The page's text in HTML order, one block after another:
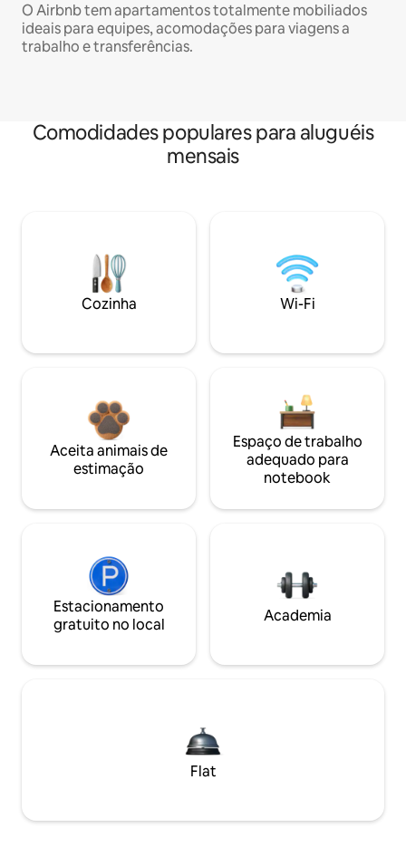
O Airbnb tem apartamentos totalmente mobiliados
ideais para equipes, acomodações para viagens a
trabalho e transferências.
Comodidades populares para aluguéis
mensais
Cozinha Wi-Fi
Aceita animais de
estimação
Espaço de trabalho
adequado para
notebook
Estacionamento
gratuito no local
Academia
Flat